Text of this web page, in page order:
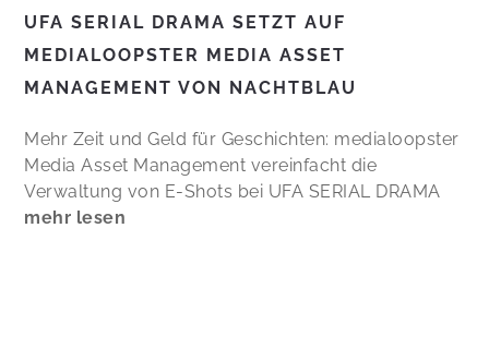
UFA SERIAL DRAMA SETZT AUF
MEDIALOOPSTER MEDIA ASSET
MANAGEMENT VON NACHTBLAU
Mehr Zeit und Geld für Geschichten: medialoopster
Media Asset Management vereinfacht die
Verwaltung von E-Shots bei UFA SERIAL DRAMA
mehr lesen